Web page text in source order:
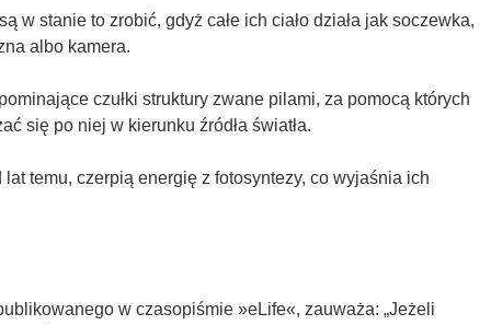
w stanie to zrobić, gdyż całe ich ciało działa jak soczewka,
albo kamera.
czułki struktury zwane pilami, za pomocą których
się po niej w kierunku źródła światła.
temu, czerpią energię z fotosyntezy, co wyjaśnia ich
w czasopiśmie »eLife«, zauważa: „Jeżeli